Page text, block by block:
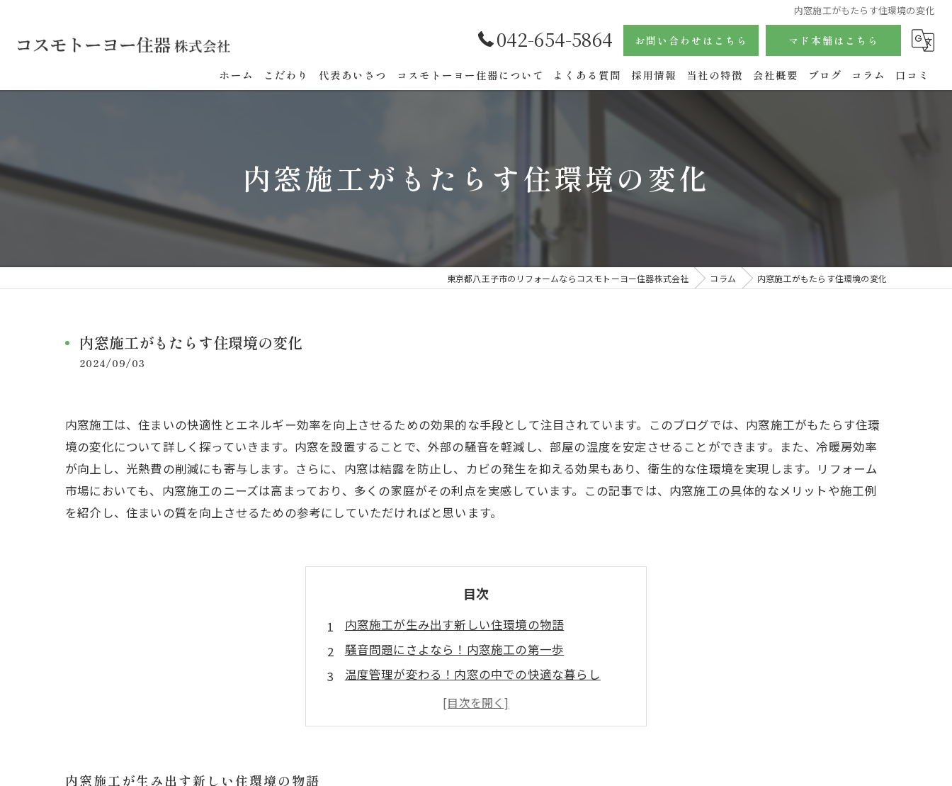
内窓施工がもたらす住環境の変化
042-654-5864 お問い合わせはこちら マド本舗はこちら
ホーム こだわり 代表あいさつ コスモトーヨー住器について よくある質問 採用情報 当社の特徴
玄関
会社概要 ブログ コラム 口コミ
内窓施工がもたらす住環境の変化
東京都八王子市のリフォームならコスモトーヨー住器株式会社 コラム 内窓施工がもたらす住環境の変化
内窓施工がもたらす住環境の変化
2024/09/03
内窓施工は、住まいの快適性とエネルギー効率を向上させるための効果的な手段として注目されています。このブログでは、内窓施工がもたらす住環
境の変化について詳しく探っていきます。内窓を設置することで、外部の騒音を軽減し、部屋の温度を安定させることができます。また、冷暖房効率
が向上し、光熱費の削減にも寄与します。さらに、内窓は結露を防止し、カビの発生を抑える効果もあり、衛生的な住環境を実現します。リフォーム
市場においても、内窓施工のニーズは高まっており、多くの家庭がその利点を実感しています。この記事では、内窓施工の具体的なメリットや施工例
を紹介し、住まいの質を向上させるための参考にしていただければと思います。
目次
内窓施工が生み出す新しい住環境の物語
騒音問題にさよなら！内窓施工の第一歩
温度管理が変わる！内窓の中での快適な暮らし
光熱費の節約も実現！内窓施工の真価
結露とカビを防ぐ、内窓の健康効果
内窓施工が生み出す新しい住環境の物語